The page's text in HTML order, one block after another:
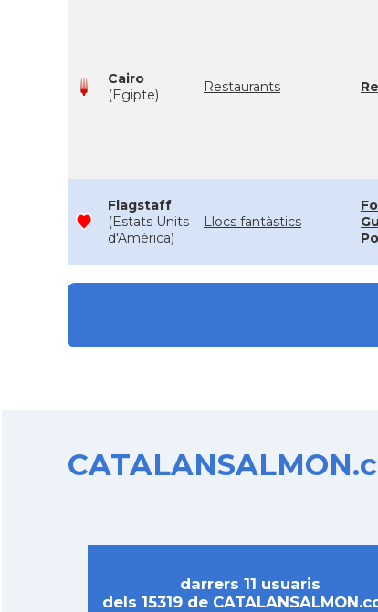
Cairo
(Egipte)
Restaurants
Flagstaff
(Estats Units
d'Amèrica)
Llocs fantàstics
darrers 11 usuaris
dels 15319 de